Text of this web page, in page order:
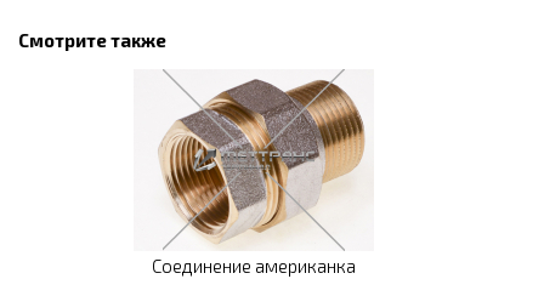
Смотрите также
Соединение американка